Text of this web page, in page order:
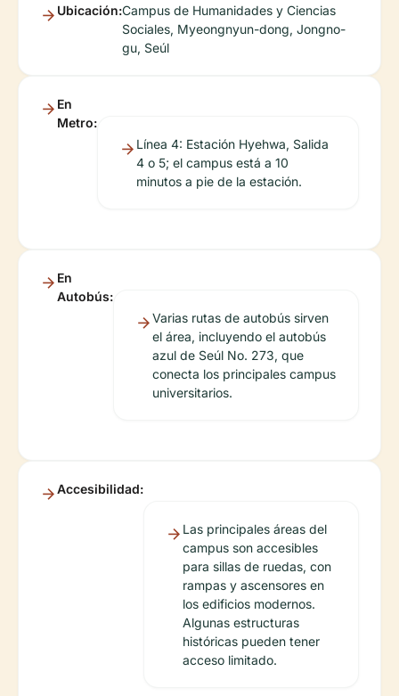
Ubicación:Campus de Humanidades y Ciencias
Sociales, Myeongnyun-dong, Jongno-
gu, Seúl
En
Metro:
Línea 4: Estación Hyehwa, Salida
4 o 5; el campus está a 10
minutos a pie de la estación.
En
Autobús:
Varias rutas de autobús sirven
el área, incluyendo el autobús
azul de Seúl No. 273, que
conecta los principales campus
universitarios.
Accesibilidad:
Las principales áreas del
campus son accesibles
para sillas de ruedas, con
rampas y ascensores en
los edificios modernos.
Algunas estructuras
históricas pueden tener
acceso limitado.